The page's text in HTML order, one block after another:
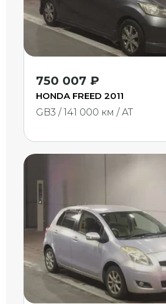
750 007 ₽
HONDA FREED 2011
GB3 / 141 000 км / AT